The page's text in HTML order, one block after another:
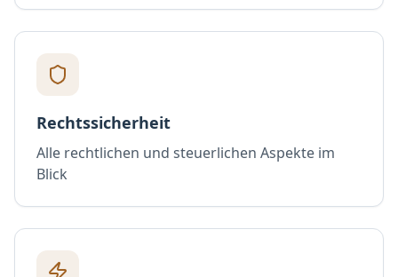
Rechtssicherheit
Alle rechtlichen und steuerlichen Aspekte im
Blick